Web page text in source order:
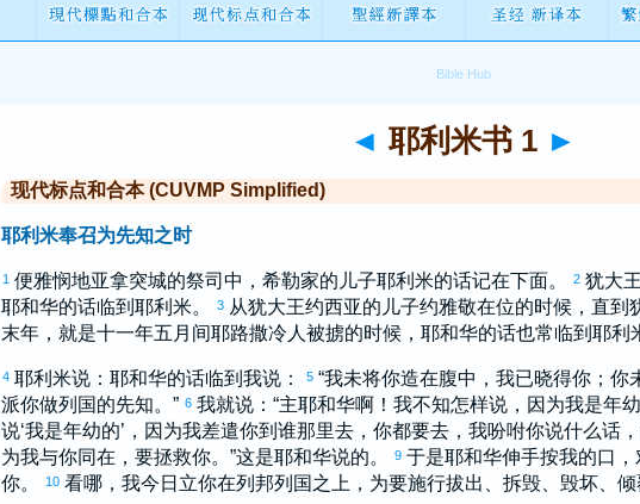
◄ 耶利米书 1 ►
现代标点和合本 (CUVMP Simplified)
耶利米奉召为先知之时
1 便雅悯地亚拿突城的祭司中， 希勒家的儿子耶利米的话记在下面。 2 犹大王
耶和华的话临到 耶利米。 3 从犹大王约西亚的儿子约雅敬在位的时候，直到
末年，就是十一年五月间耶路撒冷人被掳的时候，耶和华的话也常临到 耶利
4 耶利米说：耶和华的话临到我说： 5 “我未将你造在腹中，我已晓得你；
派你做列国的先知。” 6 我就说：“主耶和华啊！我不知怎样说，因为我是年
说‘我是年幼的’，因为我差遣你到谁那里去，你都要去，我吩咐你说什么话
为我与你同在，要拯救你。”这是耶和华说的。
9 于是耶和华伸手按我的口
你。
10 看哪，我今日立你在列邦列国之上，为要施行拔出、拆毁、毁坏、